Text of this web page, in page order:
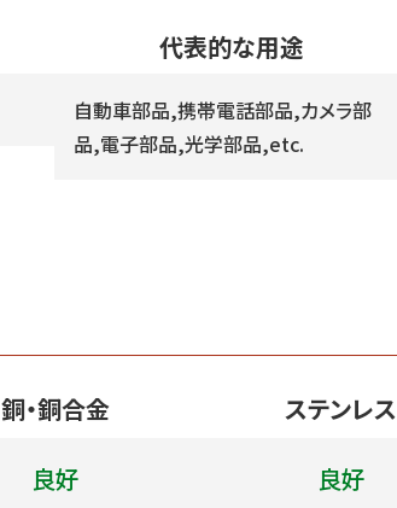
代表的な用途
自動車部品,携帯電話部品,カメラ部
品,電子部品,光学部品,etc.
銅・銅合金
良好
ステンレス
良好